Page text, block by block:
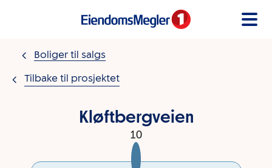
Boliger til salgs
Tilbake til prosjektet
Kløftbergveien
10